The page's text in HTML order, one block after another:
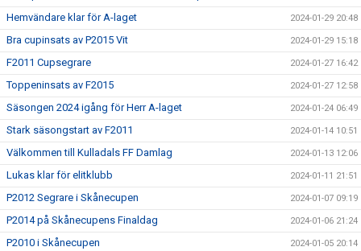
Hemvändare klar för A-laget 2024-01-29 20:48
Bra cupinsats av P2015 Vit 2024-01-29 15:18
F2011 Cupsegrare 2024-01-27 16:42
Toppeninsats av F2015 2024-01-27 12:58
Säsongen 2024 igång för Herr A-laget 2024-01-24 06:49
Stark säsongstart av F2011 2024-01-14 10:51
Välkommen till Kulladals FF Damlag 2024-01-13 12:06
Lukas klar för elitklubb 2024-01-11 21:51
P2012 Segrare i Skånecupen 2024-01-07 09:19
P2014 på Skånecupens Finaldag 2024-01-06 21:24
P2010 i Skånecupen 2024-01-05 20:14